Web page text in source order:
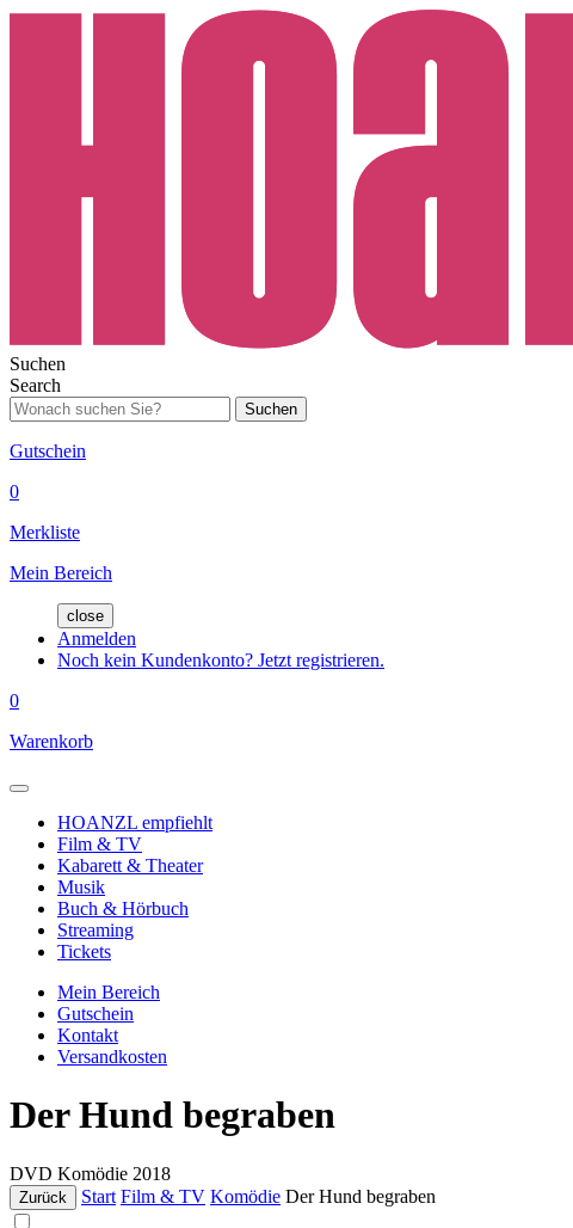
Suchen
Search
Suchen
Gutschein
0
Merkliste
Mein Bereich
close
Anmelden
Noch kein Kundenkonto? Jetzt registrieren.
0
Warenkorb
HOANZL empfiehlt
Film & TV
Kabarett & Theater
Musik
Buch & Hörbuch
Streaming
Tickets
Mein Bereich
Gutschein
Kontakt
Versandkosten
Der Hund begraben
DVD Komödie 2018
Zurück Start Film & TV Komödie Der Hund begraben